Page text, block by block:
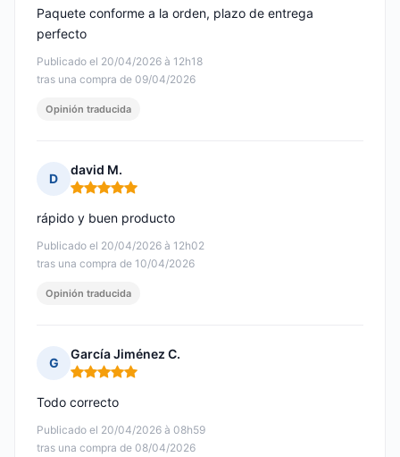
Publicado el 20/04/2026 à 12h18
tras una compra de 09/04/2026
Paquete conforme a la orden, plazo de entrega
perfecto
Opinión traducida
D
david M.
Nota: 5 de 5
Publicado el 20/04/2026 à 12h02
tras una compra de 10/04/2026
rápido y buen producto
Opinión traducida
G
García Jiménez C.
Nota: 5 de 5
Publicado el 20/04/2026 à 08h59
tras una compra de 08/04/2026
Todo correcto